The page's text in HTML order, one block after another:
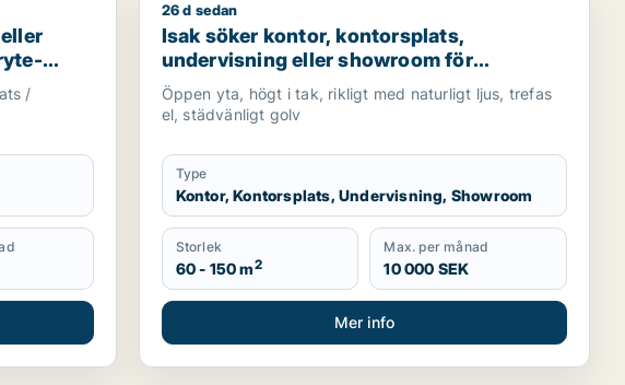
för uthyrning i Örgryte-Härlanda
/
Isak söker kontor, kontorsplats, undervisning eller
26 d sedan
Isak söker kontor, kontorsplats,
undervisning eller showroom för
uthyrning i Lundby, Göteborg eller Norra
hisingen m.fl.
Öppen yta, högt i tak, rikligt med naturligt ljus, trefas
el, städvänligt golv
Type
Kontor, Kontorsplats, Undervisning, Showroom
Storlek
60 - 150 m2
Max. per månad
10 000 SEK
Mer info